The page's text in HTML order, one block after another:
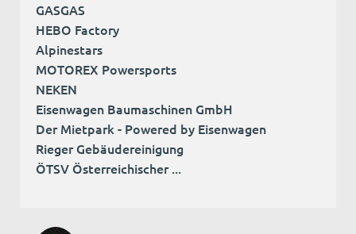
GASGAS
HEBO Factory
Alpinestars
MOTOREX Powersports
NEKEN
Eisenwagen Baumaschinen GmbH
Der Mietpark - Powered by Eisenwagen
Rieger Gebäudereinigung
ÖTSV Österreichischer ...